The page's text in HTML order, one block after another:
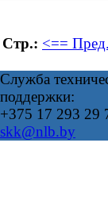
Стр.: <== Пред.
Служба
поддержки:
+375 17 293 29
skk@nlb.by